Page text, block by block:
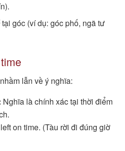
tại góc (ví dụ: góc phố, ngã tư
lẫn về ý nghĩa:
Nghĩa là chính xác tại thời điểm
on time. (Tàu rời đi đúng giờ